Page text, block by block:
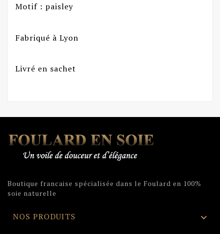
Motif : paisley
Fabriqué à Lyon
Livré en sachet
Boutique francaise spécialisée dans le Foulard en 100%
soie naturelle
NOS PRODUITS 